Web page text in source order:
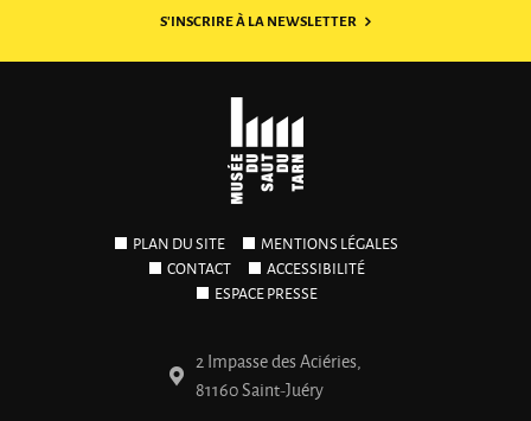
S'INSCRIRE À LA NEWSLETTER
PLAN DU SITE
MENTIONS LÉGALES
CONTACT
ACCESSIBILITÉ
ESPACE PRESSE
2 Impasse des Aciéries,
81160 Saint-Juéry